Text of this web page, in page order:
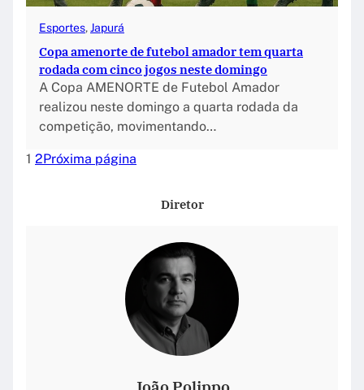
Esportes, Japurá
Copa amenorte de futebol amador tem quarta
rodada com cinco jogos neste domingo
A Copa AMENORTE de Futebol Amador
realizou neste domingo a quarta rodada da
competição, movimentando…
1 2Próxima página
Diretor